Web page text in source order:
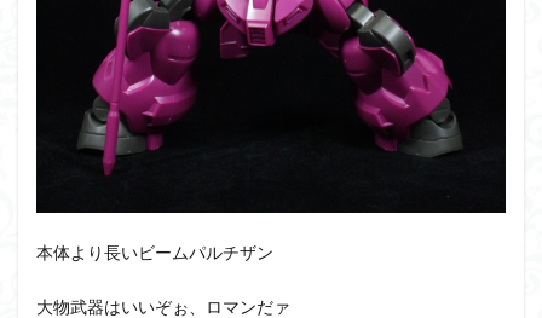
本体より長いビームパルチザン
大物武器はいいぞぉ、ロマンだァ